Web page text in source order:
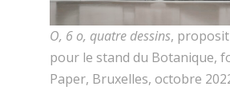
O, 6 o, quatre dessins,
pour le stand du Botanique,
Paper, Bruxelles, octobre